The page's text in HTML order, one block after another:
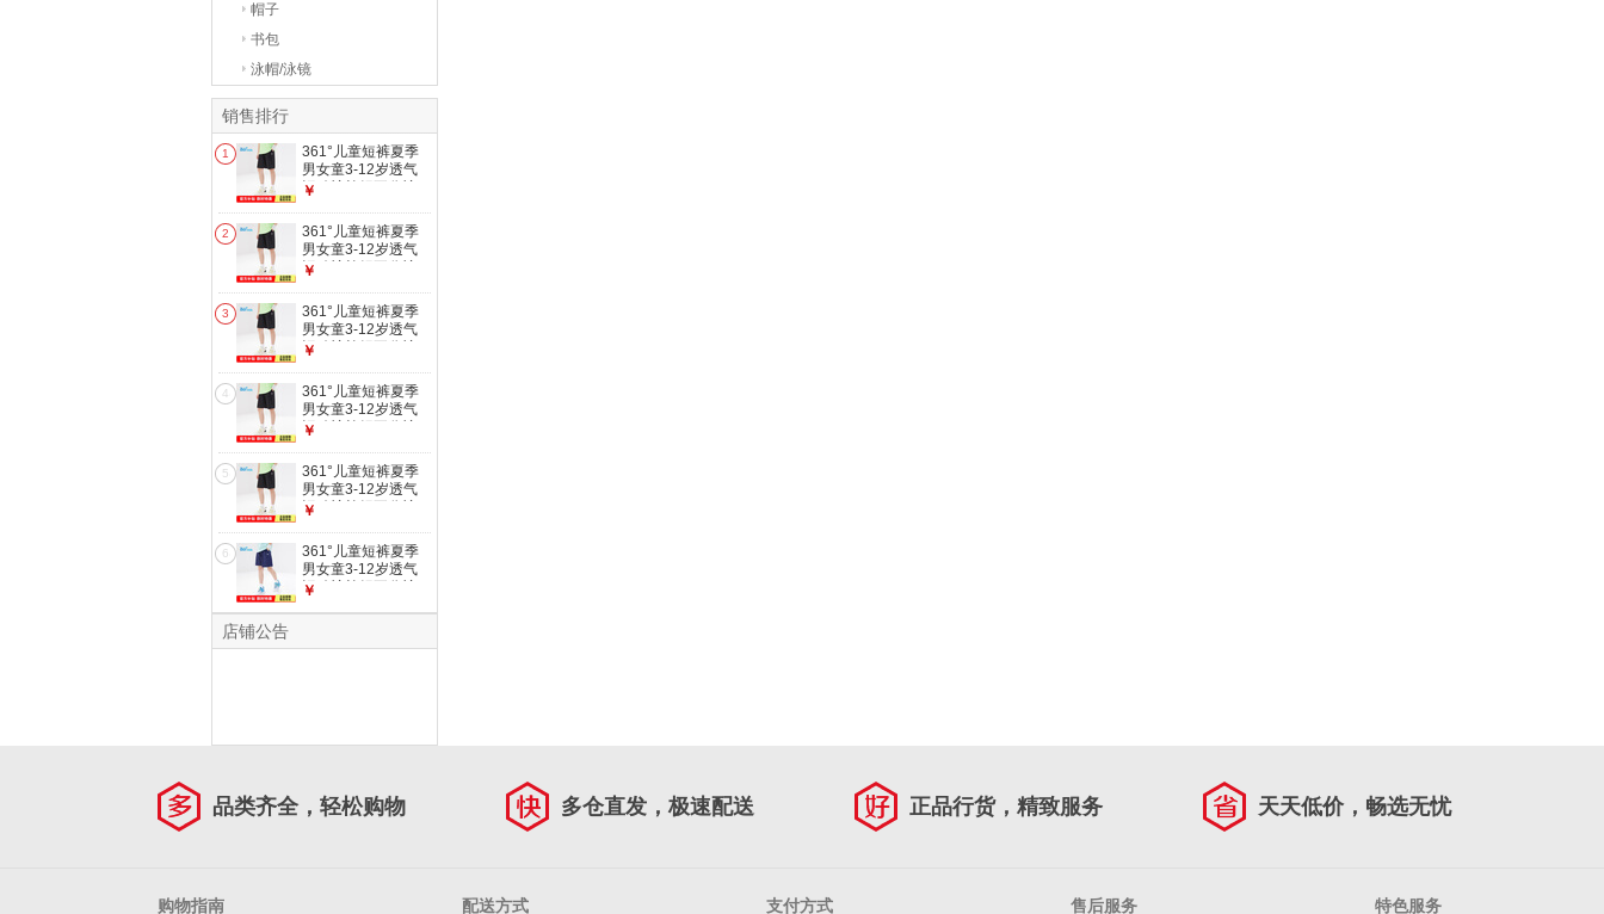
帽子
书包
泳帽/泳镜
销售排行
1
361°儿童短裤夏季
男女童3-12岁透气
运动裤梭织五分裤
￥
2
361°儿童短裤夏季
男女童3-12岁透气
运动裤梭织五分裤
￥
3
361°儿童短裤夏季
男女童3-12岁透气
运动裤梭织五分裤
￥
4
361°儿童短裤夏季
男女童3-12岁透气
运动裤梭织五分裤
￥
5
361°儿童短裤夏季
男女童3-12岁透气
运动裤梭织五分裤
￥
6
361°儿童短裤夏季
男女童3-12岁透气
运动裤梭织五分裤
￥
店铺公告
品类齐全，轻松购物 多仓直发，极速配送 正品行货，精致服务 天天低价，畅选无忧
购物指南 配送方式 支付方式 售后服务 特色服务